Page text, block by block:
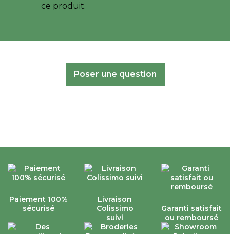
ce produit.
Poser une question
Paiement 100%
sécurisé
Livraison
Colissimo
suivi
Garanti satisfait
ou remboursé